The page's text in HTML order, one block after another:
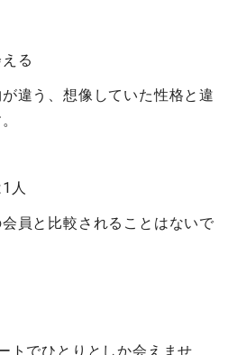
る
違う、想像していた性格と違
人
員と比較されることはないで
トでひとりとしか会えませ